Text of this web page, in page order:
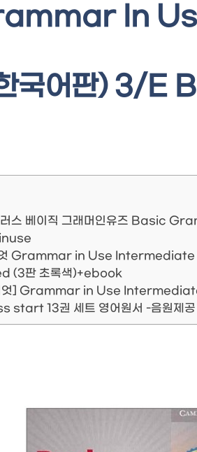
In
국어판) 3/E
러스 베이직 그래머인유즈 Basic
엇 Grammar in Use
(3판 초록색)+ebook
디엇] Grammar in Use
start 13권 세트 영어원서 -음원제공